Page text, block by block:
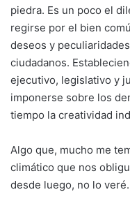
piedra. Es un poco el
regirse por el bien
deseos y
ciudadanos.
ejecutivo, legislativo y
imponerse sobre los
tiempo la creatividad
Algo que, mucho me
climático que nos
desde luego, no lo